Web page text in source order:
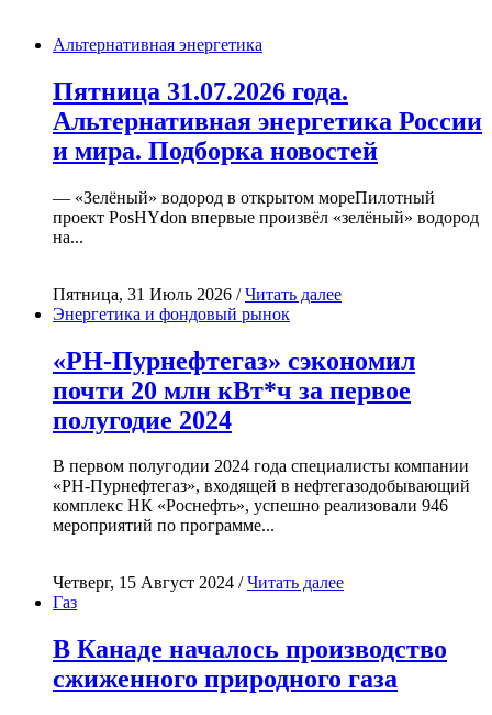
Альтернативная энергетика
Пятница 31.07.2026 года.
Альтернативная энергетика России
и мира. Подборка новостей
— «Зелёный» водород в открытом мореПилотный
проект PosHYdon впервые произвёл «зелёный» водород
на...
Пятница, 31 Июль 2026 /Читать далее
Энергетика и фондовый рынок
«РН-Пурнефтегаз» сэкономил
почти 20 млн кВт*ч за первое
полугодие 2024
В первом полугодии 2024 года специалисты компании
«РН-Пурнефтегаз», входящей в нефтегазодобывающий
комплекс НК «Роснефть», успешно реализовали 946
мероприятий по программе...
Четверг, 15 Август 2024 /Читать далее
Газ
В Канаде началось производство
сжиженного природного газа